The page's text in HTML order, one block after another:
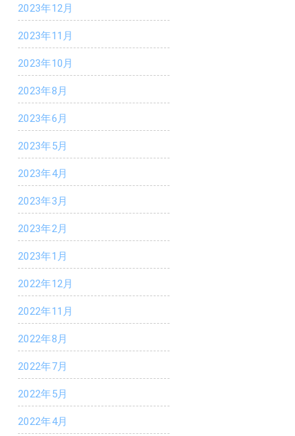
2023年12月
2023年11月
2023年10月
2023年8月
2023年6月
2023年5月
2023年4月
2023年3月
2023年2月
2023年1月
2022年12月
2022年11月
2022年8月
2022年7月
2022年5月
2022年4月